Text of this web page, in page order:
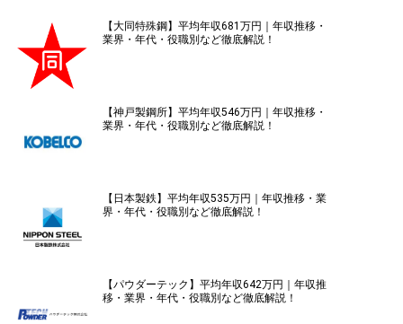
【大同特殊鋼】平均年収681万円｜年収推移・
業界・年代・役職別など徹底解説！
【神戸製鋼所】平均年収546万円｜年収推移・
業界・年代・役職別など徹底解説！
【日本製鉄】平均年収535万円｜年収推移・業
界・年代・役職別など徹底解説！
【パウダーテック】平均年収642万円｜年収推
移・業界・年代・役職別など徹底解説！